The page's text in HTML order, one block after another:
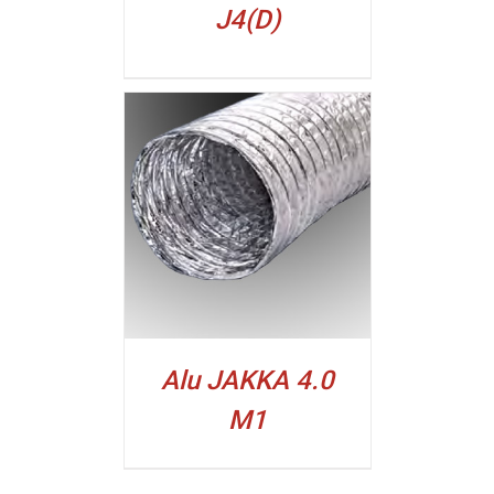
J4(D)
Alu JAKKA 4.0
M1